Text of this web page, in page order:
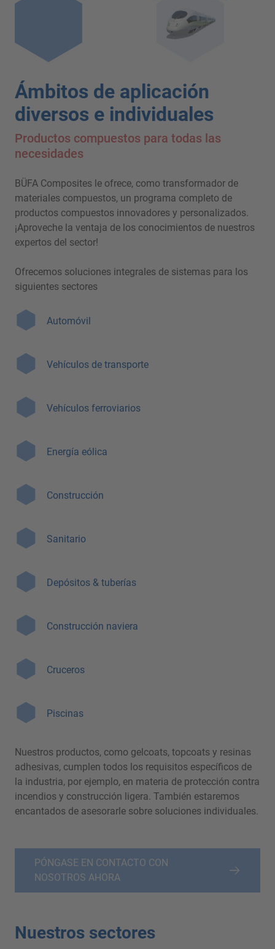
Ámbitos de aplicación
diversos e individuales
Productos compuestos para todas las
necesidades
BÜFA Composites le ofrece, como transformador de
materiales compuestos, un programa completo de
productos compuestos innovadores y personalizados.
¡Aproveche la ventaja de los conocimientos de nuestros
expertos del sector!
Ofrecemos soluciones integrales de sistemas para los
siguientes sectores
Automóvil
Vehículos de transporte
Vehículos ferroviarios
Energía eólica
Construcción
Sanitario
Depósitos & tuberías
Construcción naviera
Cruceros
Piscinas
Nuestros productos, como gelcoats, topcoats y resinas
adhesivas, cumplen todos los requisitos específicos de
la industria, por ejemplo, en materia de protección contra
incendios y construcción ligera. También estaremos
encantados de asesorarle sobre soluciones individuales.
PÓNGASE EN CONTACTO CON
NOSOTROS AHORA
Nuestros sectores